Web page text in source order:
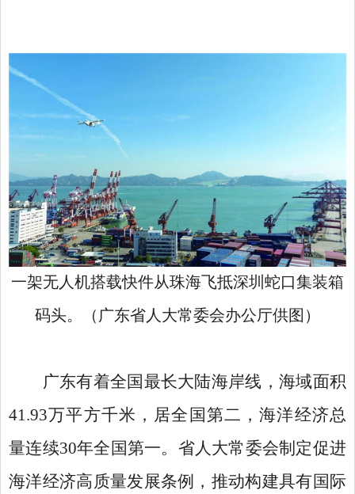
一架无人机搭载快件从珠海飞抵深圳蛇口集装箱
码头。（广东省人大常委会办公厅供图）
广东有着全国最长大陆海岸线，海域面积
41.93万平方千米，居全国第二，海洋经济总
量连续30年全国第一。省人大常委会制定促进
海洋经济高质量发展条例，推动构建具有国际